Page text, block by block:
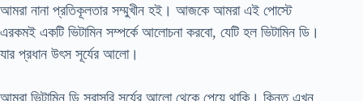
আমরা নানা প্রতিকূলতার সম্মুখীন হই। আজকে আমরা এই পোস্টে
এরকমই একটি ভিটামিন সম্পর্কে আলোচনা করবো, যেটি হল ভিটামিন ডি।
যার প্রধান উৎস সূর্যের আলো।